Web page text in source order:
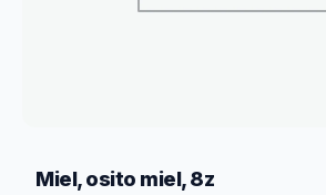
Miel, osito miel, 8z